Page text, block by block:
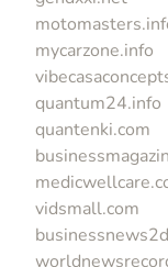
mycarzone.info
quantum24.info
quantenki.com
vidsmall.com